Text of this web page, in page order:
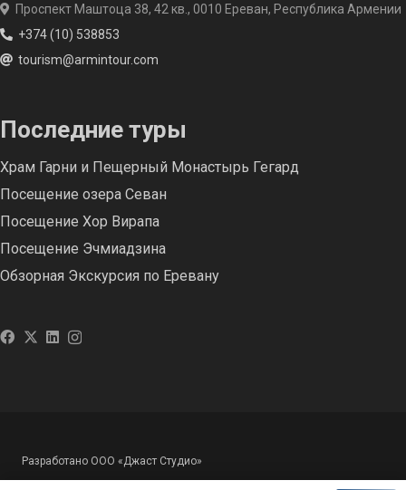
Проспект Маштоца 38, 42 кв., 0010 Ереван, Республика Армении
+374 (10) 538853
tourism@armintour.com
Последние туры
Храм Гарни и Пещерный Монастырь Гегард
Посещение озера Севан
Посещение Хор Вирапа
Посещение Эчмиадзина
Обзорная Экскурсия по Еревану
Разработано ООО «Джаст Студио»